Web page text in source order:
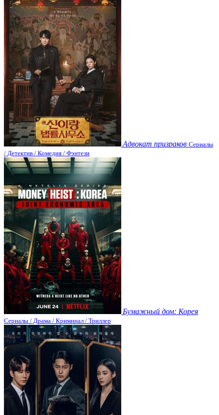
Адвокат призраков Сериалы
/ Детектив / Комедия / Фэнтези
Бумажный дом: Корея
Сериалы / Драма / Криминал / Триллер